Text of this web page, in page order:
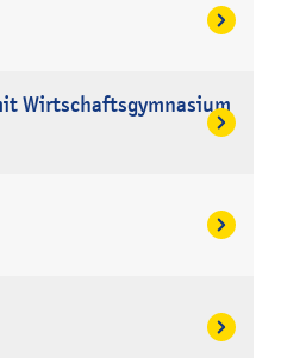
Wirtschaftsgymnasium